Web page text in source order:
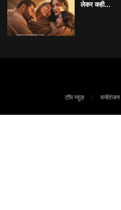
लेकर कही...
टॉप न्यूज़ मनोरंजन